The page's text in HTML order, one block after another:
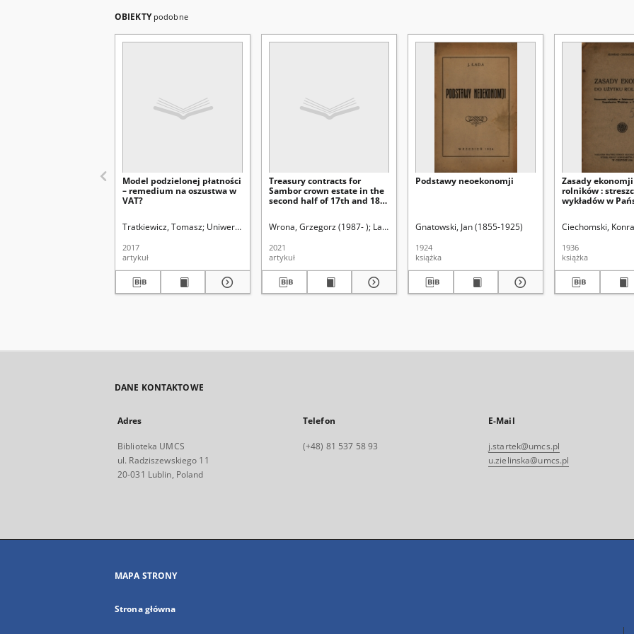
OBIEKTY podobne
Model podzielonej płatności
– remedium na oszustwa w
VAT?
Tratkiewicz, Tomasz Uniwersytet Marii Curie-Skłodowskiej (Lublin)
2017
artykuł
Treasury contracts for
Sambor crown estate in the
second half of 17th and 18th
Wrona, Grzegorz (1987- ) Latawiec, Krzysztof. Red. Uniwersytet Marii Curie-Skłodowskiej
2021
artykuł
Podstawy neoekonomji
Gnatowski, Jan (1855-1925)
1924
książka
Zasady
rolników :
wykładów w
Cieszynie
Ciechomski,
1936
książka
DANE KONTAKTOWE
Adres
Biblioteka UMCS
ul. Radziszewskiego 11
20-031 Lublin, Poland
Telefon
(+48) 81 537 58 93
E-Mail
j.startek@umcs.pl
u.zielinska@umcs.pl
MAPA STRONY
Strona główna